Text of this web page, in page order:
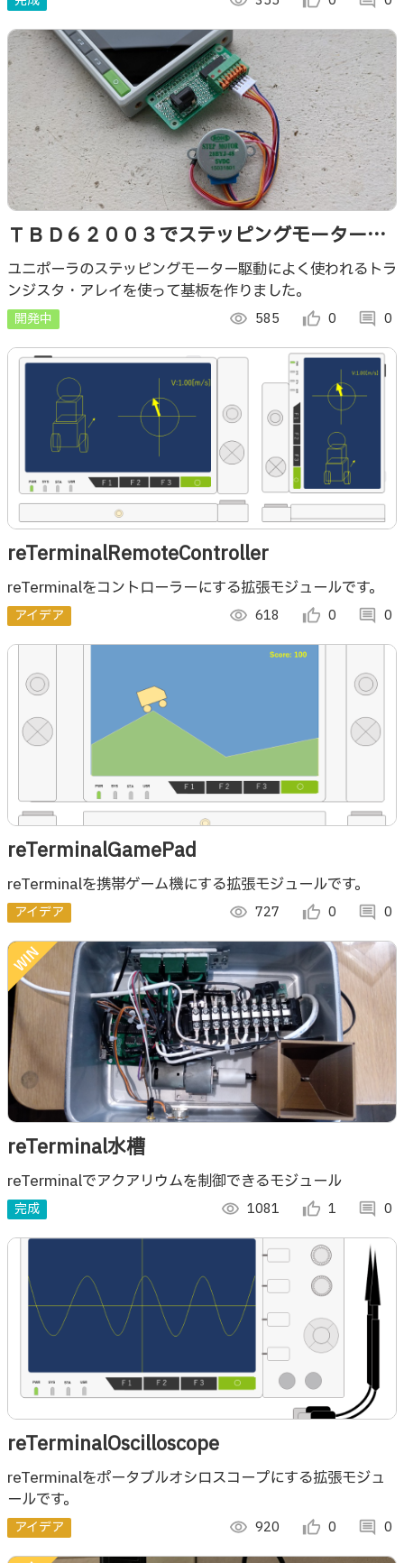
ＴＢＤ６２００３でステッピングモーターを
簡単制御(ユニポーラ)
ユニポーラのステッピングモーター駆動によく使われるトラ
ンジスタ・アレイを使って基板を作りました。
開発中 visibility 585 thumb_up_alt 0 comment 0
reTerminalRemoteController
reTerminalをコントローラーにする拡張モジュールです。
アイデア visibility 618 thumb_up_alt 0 comment 0
reTerminalGamePad
reTerminalを携帯ゲーム機にする拡張モジュールです。
アイデア visibility 727 thumb_up_alt 0 comment 0
reTerminal水槽
reTerminalでアクアリウムを制御できるモジュール
完成 visibility 1081 thumb_up_alt 1 comment 0
reTerminalOscilloscope
reTerminalをポータブルオシロスコープにする拡張モジュ
ールです。
アイデア visibility 920 thumb_up_alt 0 comment 0